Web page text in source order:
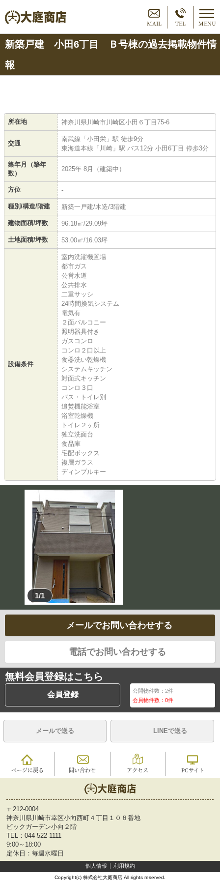
MAIL TEL MENU
新築戸建 小田6丁目 Ｂ号棟の過去掲載物件情
報
所在地 神奈川県川崎市川崎区小田６丁目75-6
交通
南武線「小田栄」駅 徒歩9分
東海道本線「川崎」駅 バス12分 小田6丁目 停歩3分
築年月（築年
数）
2025年 8月（建築中）
方位 -
種別/構造/階建 新築一戸建/木造/3階建
建物面積/坪数 96.18㎡/29.09坪
土地面積/坪数 53.00㎡/16.03坪
設備条件
室内洗濯機置場
都市ガス
公営水道
公共排水
二重サッシ
24時間換気システム
電気有
２面バルコニー
照明器具付き
ガスコンロ
コンロ２口以上
食器洗い乾燥機
システムキッチン
対面式キッチン
コンロ３口
バス・トイレ別
追焚機能浴室
浴室乾燥機
トイレ２ヶ所
独立洗面台
食品庫
宅配ボックス
複層ガラス
ディンプルキー
1/1
メールでお問い合わせする
電話でお問い合わせする
無料会員登録はこちら
会員登録 公開物件数：2件
会員物件数：0件
メールで送る LINEで送る
ページに戻る 問い合わせ アクセス PCサイト
〒212-0004
神奈川県川崎市幸区小向西町４丁目１０８番地
ビックガーデン小向２階
TEL： 044-522-1111
9:00～18:00
定休日：毎週水曜日
個人情報 利用規約
Copyright(c) 株式会社大庭商店 All rights reserved.